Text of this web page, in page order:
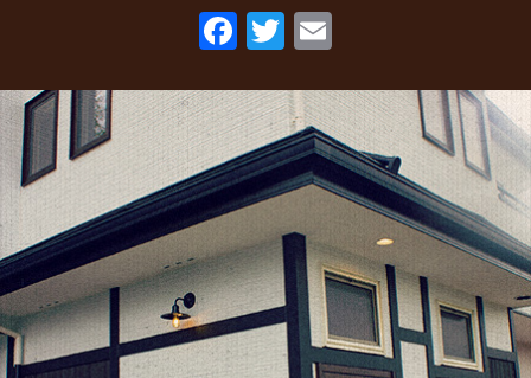
F
ac
eb
o
o
k
T
w
itt
er
ai
l